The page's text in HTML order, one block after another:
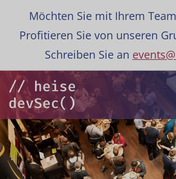
Möchten Sie mit Ihrem
Profitieren Sie von unseren
Schreiben Sie an